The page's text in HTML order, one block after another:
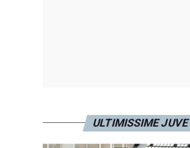
ULTIMISSIME JUVE